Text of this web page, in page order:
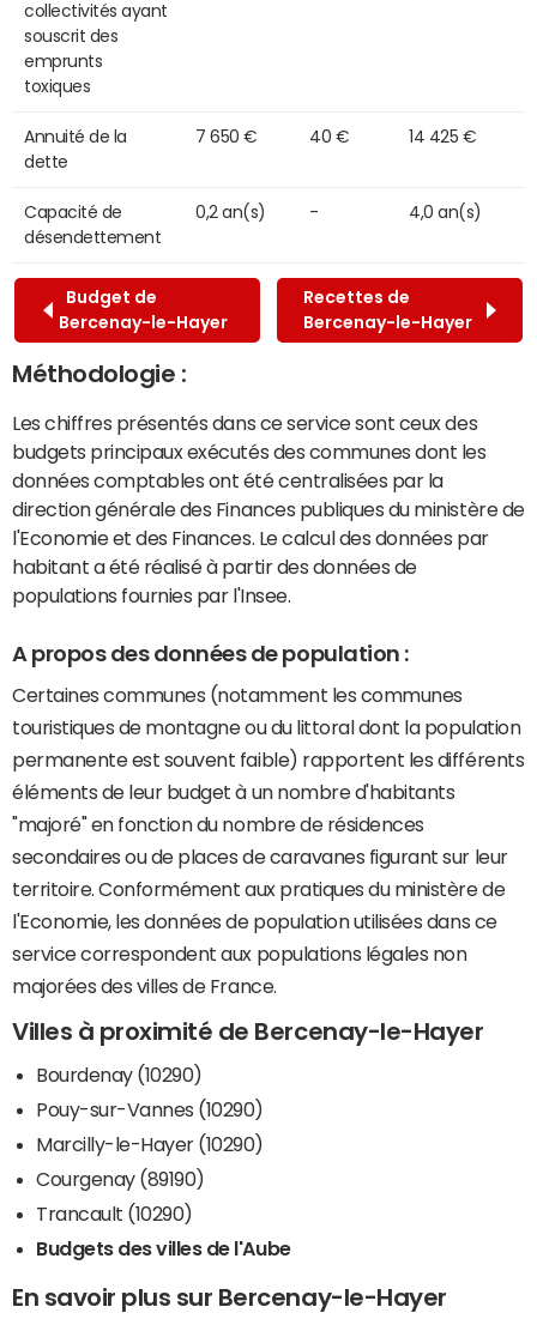
collectivités ayant
souscrit des
emprunts
toxiques
Annuité de la
dette
7 650 € 40 € 14 425 €
Capacité de
désendettement
0,2 an(s) - 4,0 an(s)
Budget de
Bercenay-le-Hayer
Recettes de
Bercenay-le-Hayer
Méthodologie :
Les chiffres présentés dans ce service sont ceux des
budgets principaux exécutés des communes dont les
données comptables ont été centralisées par la
direction générale des Finances publiques du ministère de
l'Economie et des Finances. Le calcul des données par
habitant a été réalisé à partir des données de
populations fournies par l'Insee.
A propos des données de population :
Certaines communes (notamment les communes
touristiques de montagne ou du littoral dont la population
permanente est souvent faible) rapportent les différents
éléments de leur budget à un nombre d'habitants
"majoré" en fonction du nombre de résidences
secondaires ou de places de caravanes figurant sur leur
territoire. Conformément aux pratiques du ministère de
l'Economie, les données de population utilisées dans ce
service correspondent aux populations légales non
majorées des villes de France.
Villes à proximité de Bercenay-le-Hayer
Bourdenay (10290)
Pouy-sur-Vannes (10290)
Marcilly-le-Hayer (10290)
Courgenay (89190)
Trancault (10290)
Budgets des villes de l'Aube
En savoir plus sur Bercenay-le-Hayer